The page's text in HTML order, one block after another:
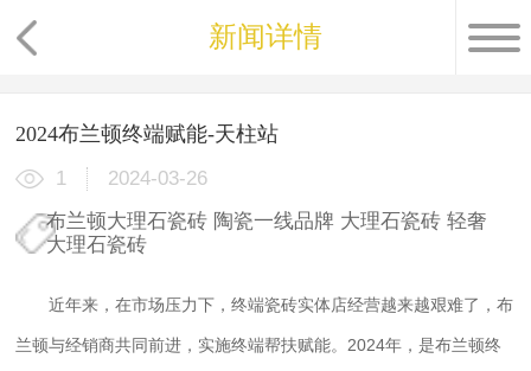
新闻详情
2024布兰顿终端赋能-天柱站
1
2024-03-26
布兰顿大理石瓷砖 陶瓷一线品牌 大理石瓷砖 轻奢
大理石瓷砖
近年来，在市场压力下，终端瓷砖实体店经营越来越艰难了，布
兰顿与经销商共同前进，实施终端帮扶赋能。2024年，是布兰顿终